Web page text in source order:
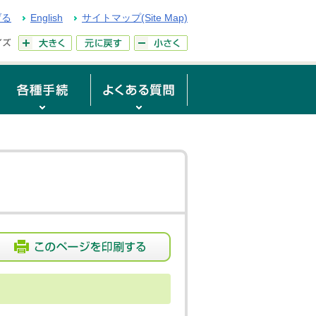
English サイトマップ(Site Map)